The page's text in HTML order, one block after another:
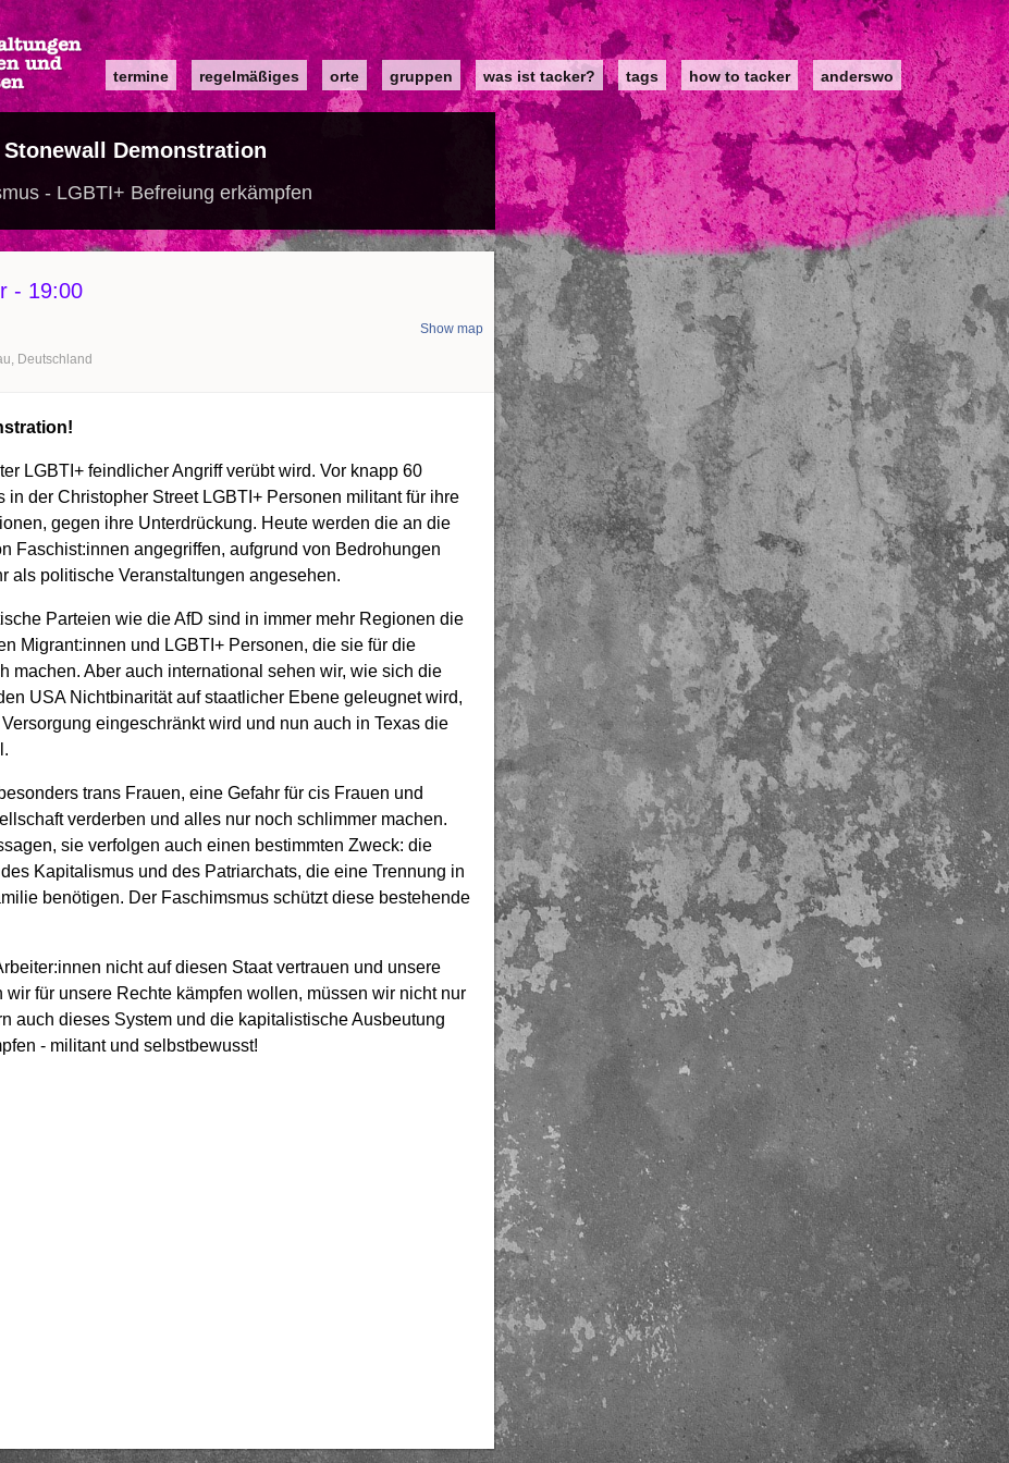
Main
navigation
termine regelmäßiges orte gruppen was ist tacker? tags how to tacker anderswo
Demonstration
- LGBTI+ Befreiung erkämpfen
- 19:00
Deutschland
Show map
LGBTI+ feindlicher Angriff verübt wird. Vor knapp 60
der Christopher Street LGBTI+ Personen militant für ihre
gegen ihre Unterdrückung. Heute werden die an die
Faschist:innen angegriffen, aufgrund von Bedrohungen
als politische Veranstaltungen angesehen.
Parteien wie die AfD sind in immer mehr Regionen die
Migrant:innen und LGBTI+ Personen, die sie für die
machen. Aber auch international sehen wir, wie sich die
USA Nichtbinarität auf staatlicher Ebene geleugnet wird,
eingeschränkt wird und nun auch in Texas die
trans Frauen, eine Gefahr für cis Frauen und
verderben und alles nur noch schlimmer machen.
sie verfolgen auch einen bestimmten Zweck: die
Kapitalismus und des Patriarchats, die eine Trennung in
benötigen. Der Faschimsmus schützt diese bestehende
nicht auf diesen Staat vertrauen und unsere
für unsere Rechte kämpfen wollen, müssen wir nicht nur
auch dieses System und die kapitalistische Ausbeutung
- militant und selbstbewusst!